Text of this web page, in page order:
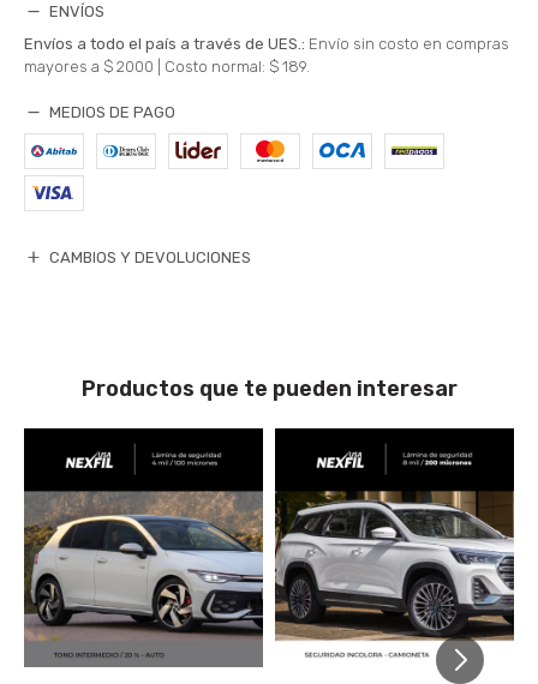
ENVÍOS
Envíos a todo el país a través de UES.: Envío sin costo en compras
mayores a $ 2000 | Costo normal: $ 189.
MEDIOS DE PAGO
CAMBIOS Y DEVOLUCIONES
Productos que te pueden interesar